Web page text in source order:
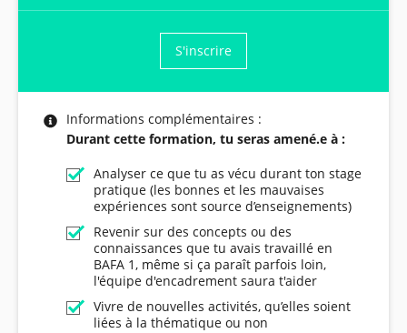
S'inscrire
Informations complémentaires :
Durant cette formation, tu seras amené.e à :
Analyser ce que tu as vécu durant ton stage
pratique (les bonnes et les mauvaises
expériences sont source d’enseignements)
Revenir sur des concepts ou des
connaissances que tu avais travaillé en
BAFA 1, même si ça paraît parfois loin,
l'équipe d'encadrement saura t'aider
Vivre de nouvelles activités, qu’elles soient
liées à la thématique ou non